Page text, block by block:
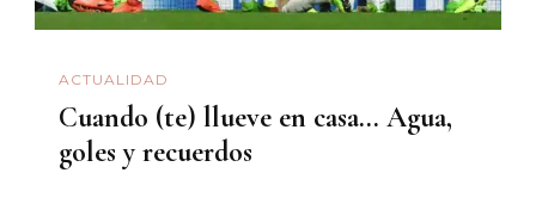
ACTUALIDAD
Cuando (te) llueve en casa… Agua,
goles y recuerdos